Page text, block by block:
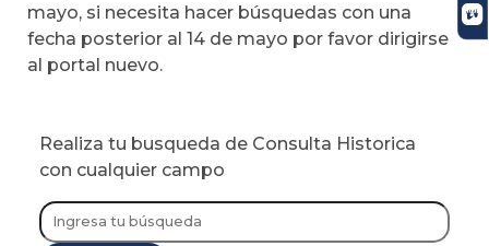
mayo, si necesita hacer búsquedas con una
fecha posterior al 14 de mayo por favor dirigirse
al portal nuevo.
Realiza tu busqueda de Consulta Historica
con cualquier campo